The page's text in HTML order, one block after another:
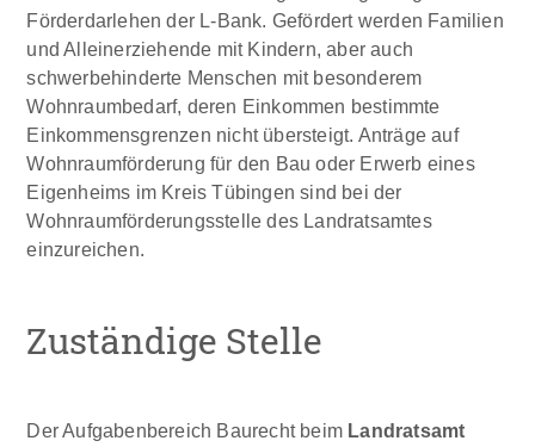
Förderdarlehen der L-Bank. Gefördert werden Familien
und Alleinerziehende mit Kindern, aber auch
schwerbehinderte Menschen mit besonderem
Wohnraumbedarf, deren Einkommen bestimmte
Einkommensgrenzen nicht übersteigt. Anträge auf
Wohnraumförderung für den Bau oder Erwerb eines
Eigenheims im Kreis Tübingen sind bei der
Wohnraumförderungsstelle des Landratsamtes
einzureichen.
Zuständige Stelle
Der Aufgabenbereich Baurecht beim Landratsamt